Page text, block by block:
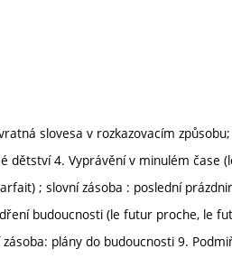
slovesa v rozkazovacím
4. Vyprávění v minulém čase
; slovní zásoba : poslední
budoucnosti (le futur proche, le
plány do budoucnosti 9.